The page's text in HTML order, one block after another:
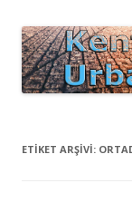
ETIKET ARŞIVI: